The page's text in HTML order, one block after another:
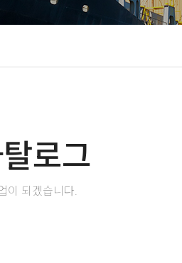
로그
이 되겠습니다.